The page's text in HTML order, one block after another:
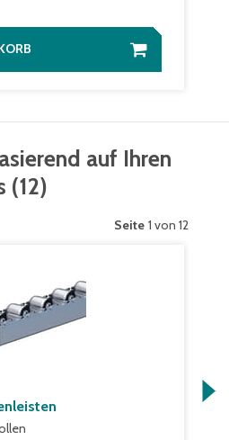
auf Ihren
(12)
Seite 1 von 12